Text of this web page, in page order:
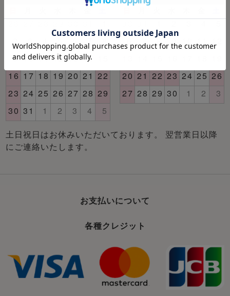
土日祝日はお休みいただいております。 翌営業日以降
にご連絡いたします。
お支払いについて
各種クレジット